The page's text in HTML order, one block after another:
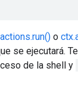
o
se ejecutará.
de la shell y